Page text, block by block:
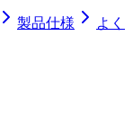
製品仕様
よく